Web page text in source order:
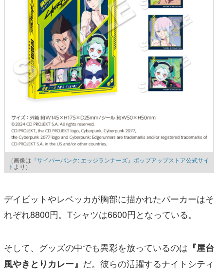
（画像は 『サイバーパンク: エッジランナーズ』ポップアップストア公式サイ
ト より）
デイビットやレベッカが胸部に描かれたパーカーはそ
れぞれ8800円。Tシャツは6600円となっている。
そして、グッズの中でも異彩を放っているのは 『屋台
風やきとりカレー』 だ。彼らの活躍するナイトシティ